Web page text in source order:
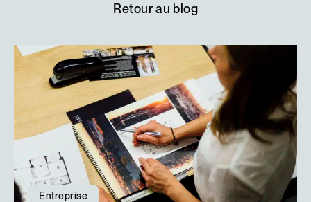
Retourau blog
Entreprise